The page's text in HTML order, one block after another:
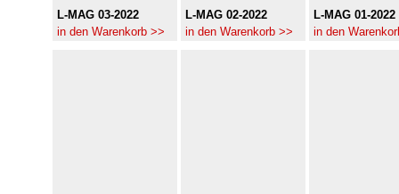
L-MAG 03-2022
in den Warenkorb >>
L-MAG 02-2022
in den Warenkorb >>
L-MAG 01-2022
in den